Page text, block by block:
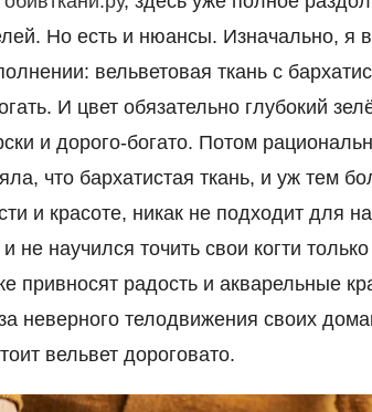
Но есть и нюансы. Изначально, я
вельветовая ткань с
И цвет обязательно глубокий
и дорого-богато. Потом
что бархатистая ткань, и уж тем
и красоте, никак не подходит для
не научился точить свои когти
привносят радость и акварельные
неверного телодвижения своих
вельвет дороговато.